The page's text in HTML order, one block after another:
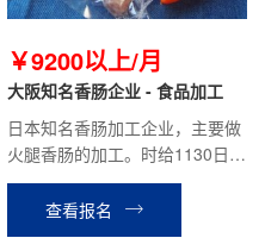
￥9200以上/月
大阪知名香肠企业 - 食品加工
日本知名香肠加工企业，主要做
火腿香肠的加工。时给1130日
元，平均到手工资18万以上。
查看报名